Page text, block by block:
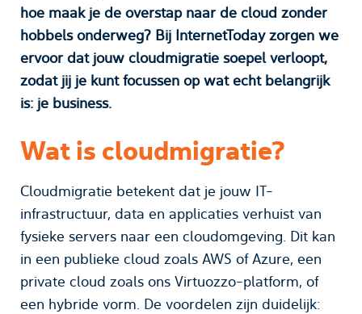
hoe maak je de overstap naar de cloud zonder
hobbels onderweg? Bij InternetToday zorgen we
ervoor dat jouw cloudmigratie soepel verloopt,
zodat jij je kunt focussen op wat echt belangrijk
is: je business.
Wat is cloudmigratie?
Cloudmigratie betekent dat je jouw IT-
infrastructuur, data en applicaties verhuist van
fysieke servers naar een cloudomgeving. Dit kan
in een publieke cloud zoals AWS of Azure, een
private cloud zoals ons Virtuozzo-platform, of
een hybride vorm. De voordelen zijn duidelijk: